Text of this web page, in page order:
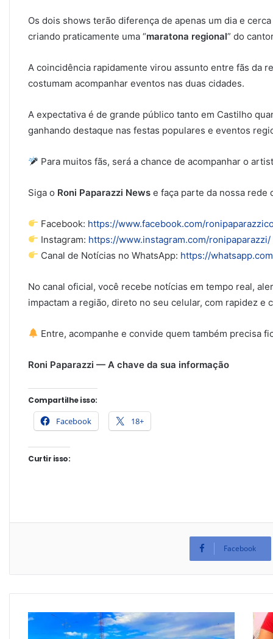
Os dois shows terão diferença de apenas um dia e
criando praticamente uma “maratona regional” do
A coincidência rapidamente virou assunto entre fãs da
costumam acompanhar eventos nas duas cidades.
A expectativa é de grande público tanto em Castilho
ganhando destaque nas festas populares e eventos
Para muitos fãs, será a chance de acompanhar o
Siga o Roni Paparazzi News e faça parte da nossa rede
Facebook: https://www.facebook.com/
Instagram: https://www.instagram.com/ronipaparazzi/
Canal de Notícias no WhatsApp: https://
No canal oficial, você recebe notícias em tempo real,
impactam a região, direto no seu celular, com rapidez e
Entre, acompanhe e convide quem também precisa
Roni Paparazzi — A chave da sua informação
Compartilhe isso:
Facebook 18+
Curtir isso:
Facebook